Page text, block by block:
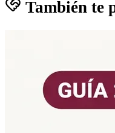
También te